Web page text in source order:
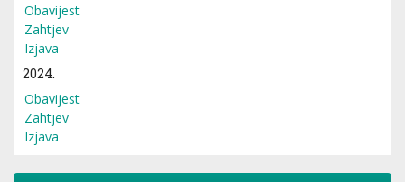
Obavijest
Zahtjev
Izjava
2024.
Obavijest
Zahtjev
Izjava